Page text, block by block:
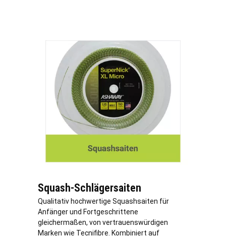
Squash-Schlägersaiten
Qualitativ hochwertige Squashsaiten für
Anfänger und Fortgeschrittene
gleichermaßen, von vertrauenswürdigen
Marken wie Tecnifibre. Kombiniert auf